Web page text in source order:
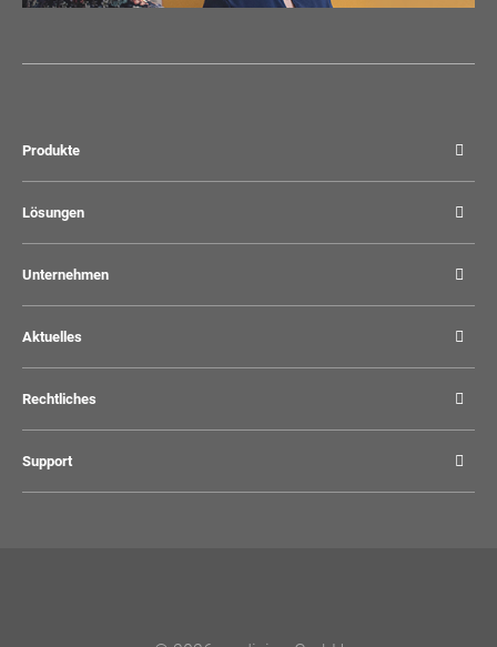
Produkte
Lösungen
Unternehmen
Aktuelles
Rechtliches
Support